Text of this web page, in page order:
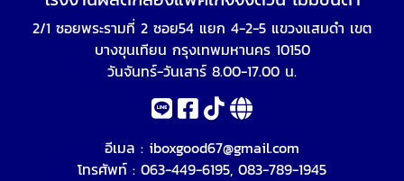
2/1 ซอยพระรามที่ 2 ซอย54 แยก 4-2-5 แขวงแสมดำ เขต
บางขุนเทียน กรุงเทพมหานคร 10150
วันจันทร์-วันเสาร์ 8.00-17.00 น.
อีเมล : iboxgood67@gmail.com
โทรศัพท์ : 063-449-6195, 083-789-1945